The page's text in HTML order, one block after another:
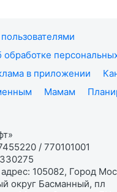
в приложении
Мамам
/ 770101001
105082, Город
округ Басманный, пл